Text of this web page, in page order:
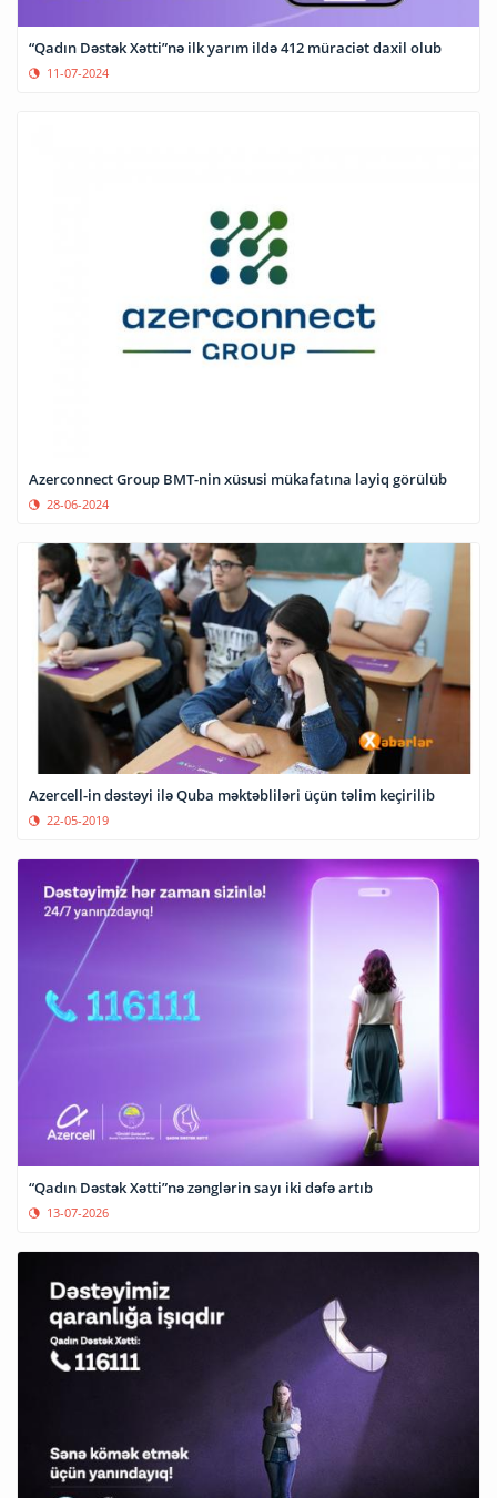
“Qadın Dəstək Xətti”nə ilk yarım ildə 412 müraciət daxil olub
11-07-2024
Azerconnect Group BMT-nin xüsusi mükafatına layiq görülüb
28-06-2024
Azercell-in dəstəyi ilə Quba məktəbliləri üçün təlim keçirilib
22-05-2019
“Qadın Dəstək Xətti”nə zənglərin sayı iki dəfə artıb
13-07-2026